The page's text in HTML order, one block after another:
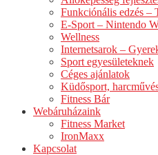
Funkciónális edzés –
E-Sport – Nintendo
Wellness
Internetsarok –
Sport egyesületeknek
Céges ajánlatok
Küdősport,
Fitness Bár
Webáruházaink
Fitness Market
IronMaxx
Kapcsolat